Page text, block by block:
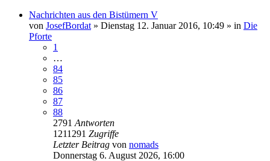
Nachrichten aus den Bistümern V
von JosefBordat » Dienstag 12. Januar 2016, 10:49 » in Die
Pforte
1
…
84
85
86
87
88
2791 Antworten
1211291 Zugriffe
Letzter Beitrag von nomads
Donnerstag 6. August 2026, 16:00